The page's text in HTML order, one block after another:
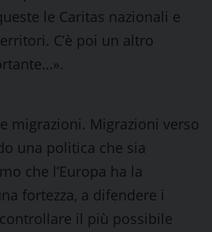
le Caritas nazionali e
C’è poi un altro
migrazioni. Migrazioni verso
una politica che sia
che l’Europa ha la
fortezza, a difendere i
il più possibile